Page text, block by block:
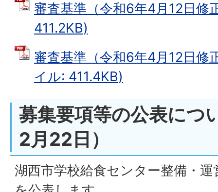
審査基準（令和6年4月12日修
411.2KB)
審査基準（令和6年4月12日修
イル: 411.4KB)
募集要項等の公表につ
2月22日）
湖西市学校給食センター整備・